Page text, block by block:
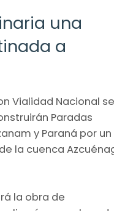
una
a
Vialidad Nacional se
Paradas
y Paraná por un
la cuenca
la obra de